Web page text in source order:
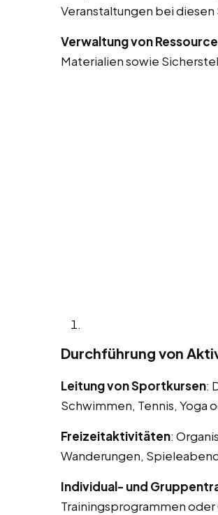
Veranstaltungen bei
Verwaltung von
Materialien sowie
Durchführung von
Leitung von Sportkursen:
Schwimmen, Tennis, Yoga
Freizeitaktivitäten:
Wanderungen,
Individual- und
Trainingsprogrammen